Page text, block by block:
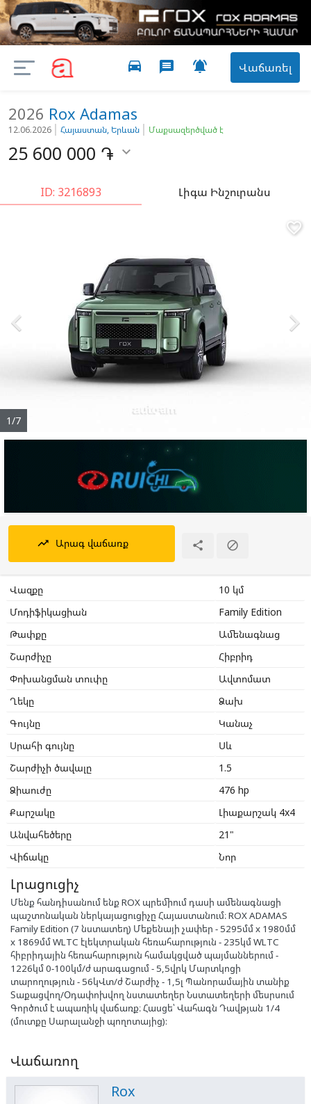
Վաճառել

message
directions_car
2026 Rox Adamas
12.06.2026 Հայաստան, Երևան Մաքսազերծված է
25 600 000 ֏ 
ID: 3216893 Լիգա Ինշուրանս
1/7
favorite_border
 
trending_up Արագ վաճառք  
Վազքը
10 կմ
Մոդիֆիկացիան
Family Edition
Թափքը
Ամենագնաց
Շարժիչը
Հիբրիդ
Փոխանցման տուփը
Ավտոմատ
Ղեկը
Ձախ
Գույնը
Կանաչ
Սրահի գույնը
Սև
Շարժիչի ծավալը
1.5
Ձիաուժը
476 hp
Քարշակը
Լիաքարշակ 4x4
Անվահեծերը
21"
Վիճակը
Նոր
Լրացուցիչ
Մենք հանդիսանում ենք ROX պրեմիում դասի ամենագնացի
պաշտոնական ներկայացուցիչը Հայաստանում։ ROX ADAMAS
Family Edition (7 նստատեղ) Մեքենայի չափեր - 5295մմ x 1980մմ
x 1869մմ WLTC էլեկտրական հեռահարություն - 235կմ WLTC
հիբրիդային հեռահարություն համակցված պայմաններում -
1226կմ 0-100կմ/ժ արագացում - 5,5վրկ Մարտկոցի
տարողություն - 56կՎտ/ժ Շարժիչ - 1,5լ Պանորամային տանիք
Տաքացվող/Օդափոխվող նստատեղեր Նստատեղերի մեսրսում
Գործում է ապառիկ վաճառք։ Հասցե՝ Վահագն Դավթյան 1/4
(մուտքը Սարալանջի պողոտայից):
Վաճառող
Rox